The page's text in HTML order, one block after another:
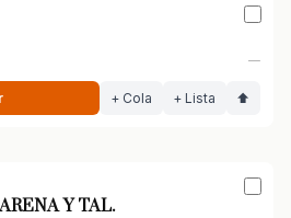
—
+ Cola + Lista ⬆
Y TAL.